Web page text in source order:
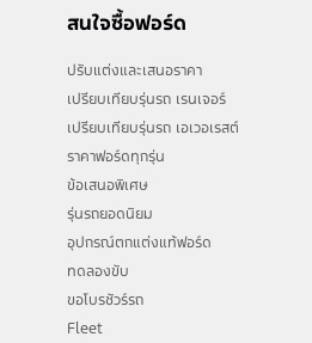
สนใจซื้อฟอร์ด
ปรับแต่งและเสนอราคา
เปรียบเทียบรุ่นรถ เรนเจอร์
เปรียบเทียบรุ่นรถ เอเวอเรสต์
ราคาฟอร์ดทุกรุ่น
ข้อเสนอพิเศษ
รุ่นรถยอดนิยม
อุปกรณ์ตกแต่งแท้ฟอร์ด
ทดลองขับ
ขอโบรชัวร์รถ
Fleet